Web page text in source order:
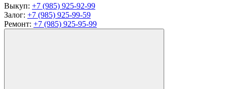
Выкуп: +7 (985) 925-92-99
Залог: +7 (985) 925-99-59
Ремонт: +7 (985) 925-95-99